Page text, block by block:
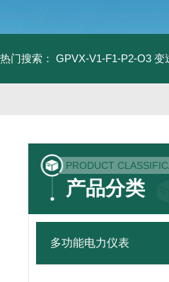
热门搜索： GPVX-V1-F1-P2-O3 变
PRODUCT
产品分类
多功能电力仪表